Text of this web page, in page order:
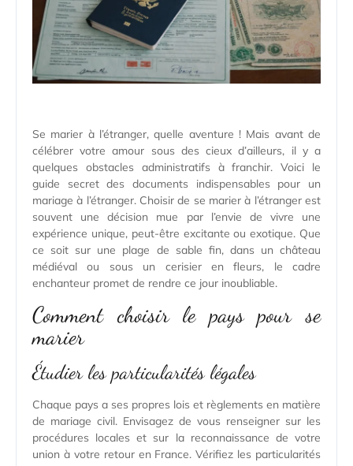
Se marier à l’étranger, quelle aventure ! Mais avant de
célébrer votre amour sous des cieux d’ailleurs, il y a
quelques obstacles administratifs à franchir. Voici le
guide secret des documents indispensables pour un
mariage à l’étranger. Choisir de se marier à l’étranger est
souvent une décision mue par l’envie de vivre une
expérience unique, peut-être excitante ou exotique. Que
ce soit sur une plage de sable fin, dans un château
médiéval ou sous un cerisier en fleurs, le cadre
enchanteur promet de rendre ce jour inoubliable.
Comment choisir le pays pour se
marier
Étudier les particularités légales
Chaque pays a ses propres lois et règlements en matière
de mariage civil. Envisagez de vous renseigner sur les
procédures locales et sur la reconnaissance de votre
union à votre retour en France. Vérifiez les particularités